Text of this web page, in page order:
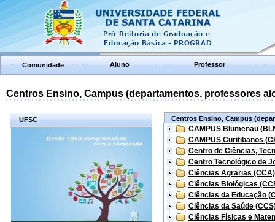
Comunidade Aluno Professor
Centros Ensino, Campus (departamentos, professores
UFSC Centros Ensino, Campus
CAMPUS Blumenau
CAMPUS Curitibanos
Centro de Ciências,
Centro Tecnológico de
Ciências Agrárias (CCA)
Ciências Biológicas
Ciências da Educação
Ciências da Saúde
Ciências Físicas e